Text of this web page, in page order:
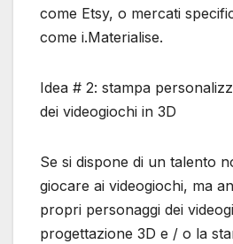
come Etsy, o mercati
come i.Materialise.
Idea # 2: stampa
dei videogiochi in 3D
Se si dispone di un talento
giocare ai videogiochi, ma
propri personaggi dei
progettazione 3D e / o la